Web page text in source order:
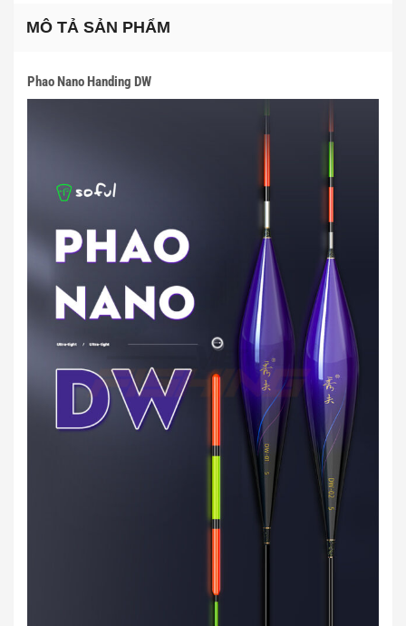
MÔ TẢ SẢN PHẨM
Phao Nano Handing DW